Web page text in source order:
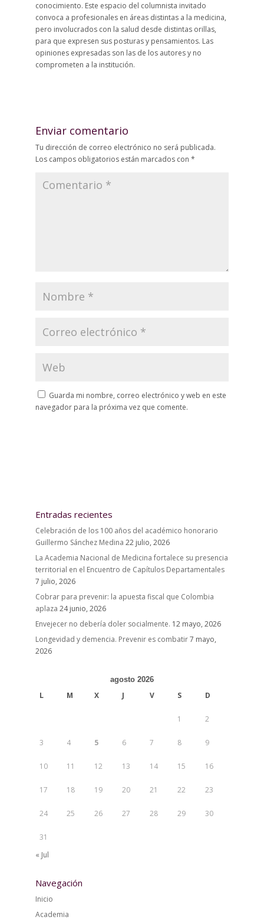
conocimiento. Este espacio del columnista invitado
convoca a profesionales en áreas distintas a la medicina,
pero involucrados con la salud desde distintas orillas,
para que expresen sus posturas y pensamientos. Las
opiniones expresadas son las de los autores y no
comprometen a la institución.
Enviar comentario
Tu dirección de correo electrónico no será publicada.
Los campos obligatorios están marcados con *
Guarda mi nombre, correo electrónico y web en este
navegador para la próxima vez que comente.
Entradas recientes
Celebración de los 100 años del académico honorario
Guillermo Sánchez Medina 22 julio, 2026
La Academia Nacional de Medicina fortalece su presencia
territorial en el Encuentro de Capítulos Departamentales
7 julio, 2026
Cobrar para prevenir: la apuesta fiscal que Colombia
aplaza 24 junio, 2026
Envejecer no debería doler socialmente. 12 mayo, 2026
Longevidad y demencia. Prevenir es combatir7 mayo,
2026
agosto 2026
L M X J V S D
1 2
3 4 5 6 7 8 9
10 11 12 13 14 15 16
17 18 19 20 21 22 23
24 25 26 27 28 29 30
31
« Jul
Navegación
Inicio
Academia